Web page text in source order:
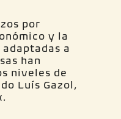
por
y la
a
han
niveles de
Luís Gazol,